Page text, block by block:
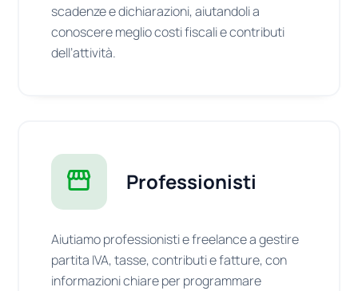
scadenze e dichiarazioni, aiutandoli a
conoscere meglio costi fiscali e contributi
dell’attività.
Professionisti
Aiutiamo professionisti e freelance a gestire
partita IVA, tasse, contributi e fatture, con
informazioni chiare per programmare